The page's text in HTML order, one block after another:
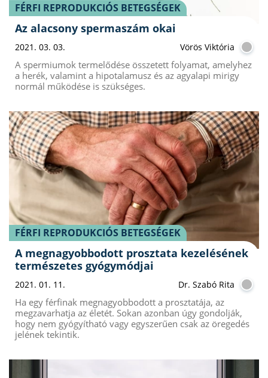
FÉRFI REPRODUKCIÓS BETEGSÉGEK
Az alacsony spermaszám okai
2021. 03. 03. Vörös Viktória
A spermiumok termelődése összetett folyamat, amelyhez
a herék, valamint a hipotalamusz és az agyalapi mirigy
normál működése is szükséges.
FÉRFI REPRODUKCIÓS BETEGSÉGEK
A megnagyobbodott prosztata kezelésének
természetes gyógymódjai
2021. 01. 11. Dr. Szabó Rita
Ha egy férfinak megnagyobbodott a prosztatája, az
megzavarhatja az életét. Sokan azonban úgy gondolják,
hogy nem gyógyítható vagy egyszerűen csak az öregedés
jelének tekintik.